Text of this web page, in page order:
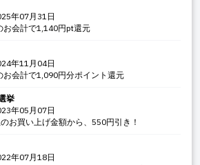
年07月31日
お会計で1,140円pt還元
年11月04日
会計で1,090円分ポイント還元
挙
年05月07日
お買い上げ金額から、550円引き！
年07月18日